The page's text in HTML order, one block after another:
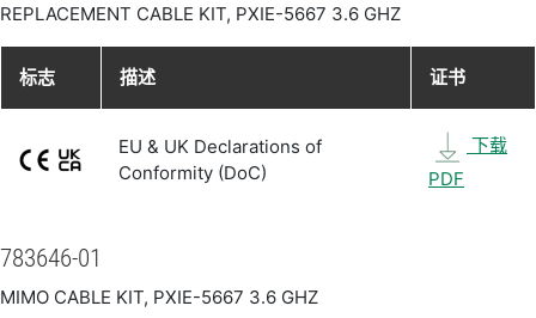
REPLACEMENT CABLE KIT, PXIE-5667 3.6 GHZ
标志 描述 证书
EU & UK Declarations of
Conformity (DoC)
下载
PDF
783646-01
MIMO CABLE KIT, PXIE-5667 3.6 GHZ